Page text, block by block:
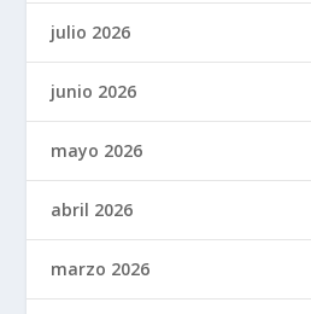
julio 2026
junio 2026
mayo 2026
abril 2026
marzo 2026